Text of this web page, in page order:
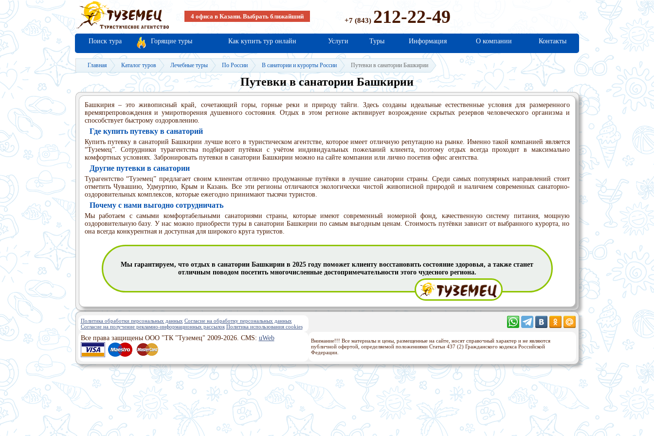
4 офиса в Казани. Выбрать ближайший
+7 (843) 212-22-49
Поиск тура Горящие туры Как купить тур онлайн Услуги Туры Информация О компании Контакты
Главная Каталог туров Лечебные туры По России В санатории и курорты России Путевки в санатории Башкирии
Путевки в санатории Башкирии
Башкирия – это живописный край, сочетающий горы, горные реки и природу тайги. Здесь созданы идеальные естественные условия для размеренного
времяпрепровождения и умиротворения душевного состояния. Отдых в этом регионе активирует возрождение скрытых резервов человеческого организма и
способствует быстрому оздоровлению.
Где купить путевку в санаторий
Купить путевку в санаторий Башкирии лучше всего в туристическом агентстве, которое имеет отличную репутацию на рынке. Именно такой компанией является
“Туземец”. Сотрудники турагентства подбирают путёвки с учётом индивидуальных пожеланий клиента, поэтому отдых всегда проходит в максимально
комфортных условиях. Забронировать путевки в санатории Башкирии можно на сайте компании или лично посетив офис агентства.
Другие путевки в санатории
Турагентство “Туземец” предлагает своим клиентам отлично продуманные путёвки в лучшие санатории страны. Среди самых популярных направлений стоит
отметить Чувашию, Удмуртию, Крым и Казань. Все эти регионы отличаются экологически чистой живописной природой и наличием современных санаторно-
оздоровительных комплексов, которые ежегодно принимают тысячи туристов.
Почему с нами выгодно сотрудничать
Мы работаем с самыми комфортабельными санаториями страны, которые имеют современный номерной фонд, качественную систему питания, мощную
оздоровительную базу. У нас можно приобрести туры в санатории Башкирии по самым выгодным ценам. Стоимость путёвки зависит от выбранного курорта, но
она всегда конкурентная и доступная для широкого круга туристов.
Мы гарантируем, что отдых в санатории Башкирии в 2025 году поможет клиенту восстановить состояние здоровья, а также станет
отличным поводом посетить многочисленные достопримечательности этого чудесного региона.
Политика обработки персональных данных Согласие на обработку персональных данных
Согласие на получение рекламно-информационных рассылок Политика использования cookies
Все права защищены ООО "ТК "Туземец" 2009-2026. CMS: uWeb
Внимание!!! Все материалы и цены, размещенные на сайте, носят справочный характер и не являются
публичной офертой, определяемой положениями Статьи 437 (2) Гражданского кодекса Российской
Федерации.